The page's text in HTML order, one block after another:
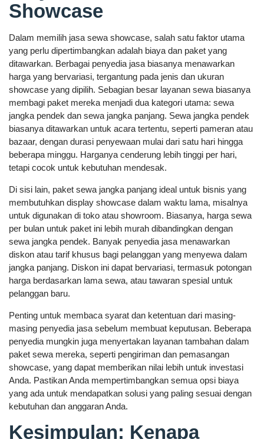
Showcase
Dalam memilih jasa sewa showcase, salah satu faktor utama
yang perlu dipertimbangkan adalah biaya dan paket yang
ditawarkan. Berbagai penyedia jasa biasanya menawarkan
harga yang bervariasi, tergantung pada jenis dan ukuran
showcase yang dipilih. Sebagian besar layanan sewa biasanya
membagi paket mereka menjadi dua kategori utama: sewa
jangka pendek dan sewa jangka panjang. Sewa jangka pendek
biasanya ditawarkan untuk acara tertentu, seperti pameran atau
bazaar, dengan durasi penyewaan mulai dari satu hari hingga
beberapa minggu. Harganya cenderung lebih tinggi per hari,
tetapi cocok untuk kebutuhan mendesak.
Di sisi lain, paket sewa jangka panjang ideal untuk bisnis yang
membutuhkan display showcase dalam waktu lama, misalnya
untuk digunakan di toko atau showroom. Biasanya, harga sewa
per bulan untuk paket ini lebih murah dibandingkan dengan
sewa jangka pendek. Banyak penyedia jasa menawarkan
diskon atau tarif khusus bagi pelanggan yang menyewa dalam
jangka panjang. Diskon ini dapat bervariasi, termasuk potongan
harga berdasarkan lama sewa, atau tawaran spesial untuk
pelanggan baru.
Penting untuk membaca syarat dan ketentuan dari masing-
masing penyedia jasa sebelum membuat keputusan. Beberapa
penyedia mungkin juga menyertakan layanan tambahan dalam
paket sewa mereka, seperti pengiriman dan pemasangan
showcase, yang dapat memberikan nilai lebih untuk investasi
Anda. Pastikan Anda mempertimbangkan semua opsi biaya
yang ada untuk mendapatkan solusi yang paling sesuai dengan
kebutuhan dan anggaran Anda.
Kesimpulan: Kenapa